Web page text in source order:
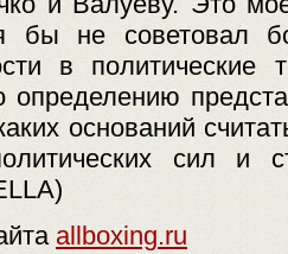
бы не советовал
в
оснований
сил и
allboxing.ru